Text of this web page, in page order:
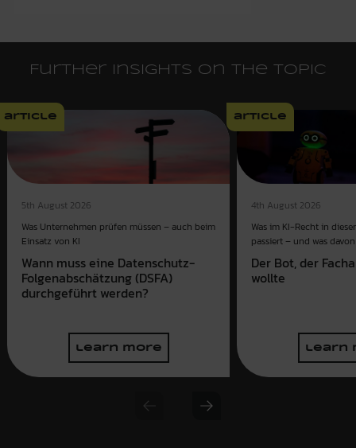
Further insights on the topic
article
5th August 2026
Was Unternehmen prüfen müssen – auch beim
Einsatz von KI
Wann muss eine Datenschutz-
Folgenabschätzung (DSFA)
durchgeführt werden?
learn more
article
4th August 2026
Was im KI-Recht in
passiert – und was
Der Bot, der
wollte
learn
Previous slide
Next slide